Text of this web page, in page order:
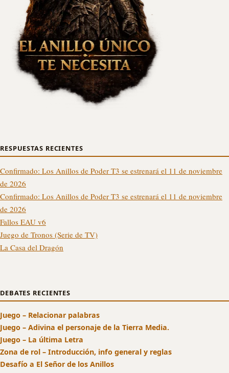
RESPUESTAS RECIENTES
Confirmado: Los Anillos de Poder T3 se estrenará el 11 de noviembre
de 2026
Confirmado: Los Anillos de Poder T3 se estrenará el 11 de noviembre
de 2026
Fallos EAU v6
Juego de Tronos (Serie de TV)
La Casa del Dragón
DEBATES RECIENTES
Juego – Relacionar palabras
Juego – Adivina el personaje de la Tierra Media.
Juego – La última Letra
Zona de rol – Introducción, info general y reglas
Desafío a El Señor de los Anillos